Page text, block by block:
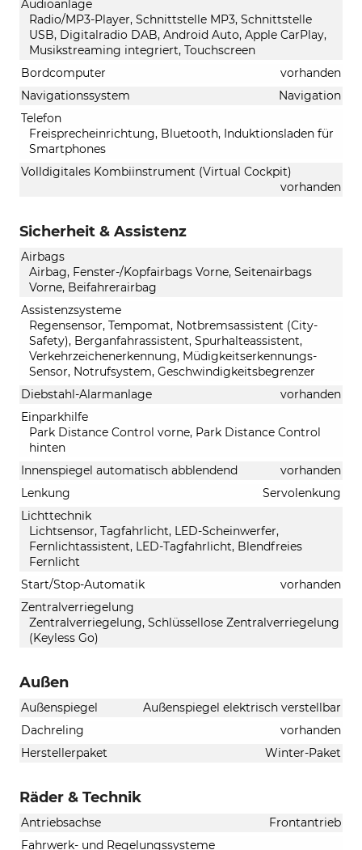
Audioanlage
Radio/MP3-Player, Schnittstelle MP3, Schnittstelle
USB, Digitalradio DAB, Android Auto, Apple CarPlay,
Musikstreaming integriert, Touchscreen
Bordcomputer
vorhanden
Navigationssystem
Navigation
Telefon
Freisprecheinrichtung, Bluetooth, Induktionsladen für
Smartphones
Volldigitales Kombiinstrument (Virtual Cockpit)
vorhanden
Sicherheit & Assistenz
Airbags
Airbag, Fenster-/Kopfairbags Vorne, Seitenairbags
Vorne, Beifahrerairbag
Assistenzsysteme
Regensensor, Tempomat, Notbremsassistent (City-
Safety), Berganfahrassistent, Spurhalteassistent,
Verkehrzeichenerkennung, Müdigkeitserkennungs-
Sensor, Notrufsystem, Geschwindigkeitsbegrenzer
Diebstahl-Alarmanlage
vorhanden
Einparkhilfe
Park Distance Control vorne, Park Distance Control
hinten
Innenspiegel automatisch abblendend
vorhanden
Lenkung
Servolenkung
Lichttechnik
Lichtsensor, Tagfahrlicht, LED-Scheinwerfer,
Fernlichtassistent, LED-Tagfahrlicht, Blendfreies
Fernlicht
Start/Stop-Automatik
vorhanden
Zentralverriegelung
Zentralverriegelung, Schlüssellose Zentralverriegelung
(Keyless Go)
Außen
Außenspiegel
Außenspiegel elektrisch verstellbar
Dachreling
vorhanden
Herstellerpaket
Winter-Paket
Räder & Technik
Antriebsachse
Frontantrieb
Fahrwerk- und Regelungssysteme